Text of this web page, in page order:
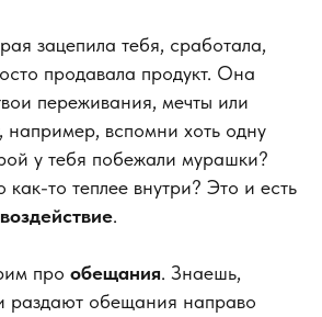
зацепила тебя, сработала,
продавала продукт. Она
переживания, мечты или
например, вспомни хоть одну
у тебя побежали мурашки?
как-то теплее внутри? Это и есть
.
про обещания. Знаешь,
раздают обещания направо